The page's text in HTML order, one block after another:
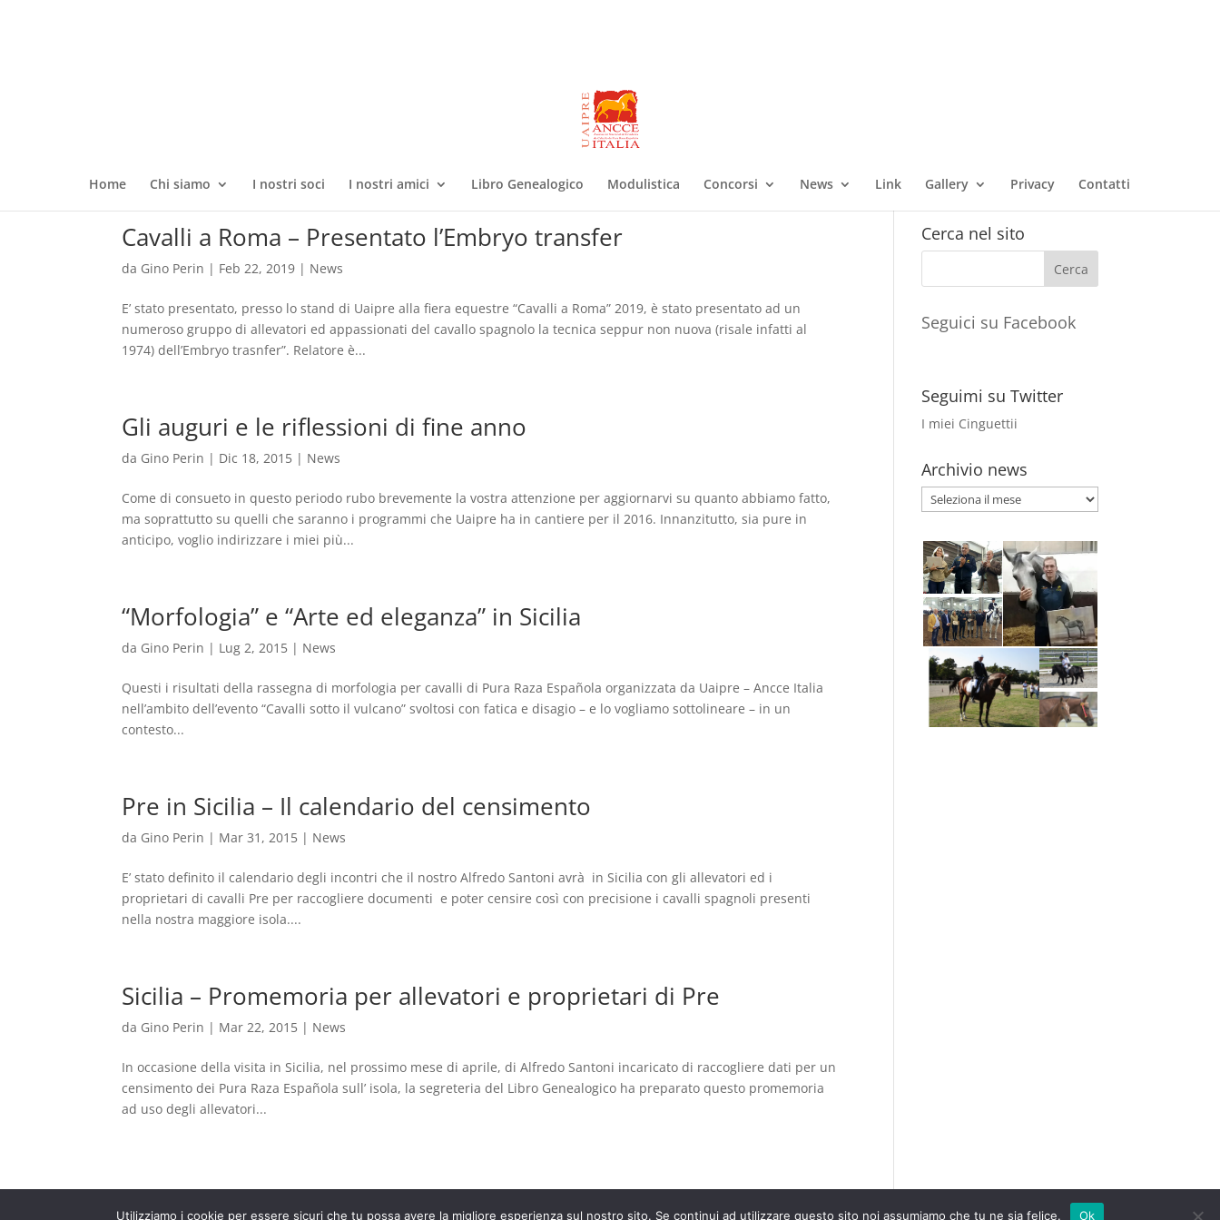
Home Chi siamo I nostri soci I nostri amici Libro Genealogico Modulistica Concorsi News Link Gallery Privacy Contatti
Cavalli a Roma – Presentato l’Embryo transfer
da Gino Perin | Feb 22, 2019 | News
E’ stato presentato, presso lo stand di Uaipre alla fiera equestre “Cavalli a Roma” 2019, è stato presentato ad un
numeroso gruppo di allevatori ed appassionati del cavallo spagnolo la tecnica seppur non nuova (risale infatti al
1974) dell’Embryo trasnfer”. Relatore è...
Gli auguri e le riflessioni di fine anno
da Gino Perin | Dic 18, 2015 | News
Come di consueto in questo periodo rubo brevemente la vostra attenzione per aggiornarvi su quanto abbiamo fatto,
ma soprattutto su quelli che saranno i programmi che Uaipre ha in cantiere per il 2016. Innanzitutto, sia pure in
anticipo, voglio indirizzare i miei più...
“Morfologia” e “Arte ed eleganza” in Sicilia
da Gino Perin | Lug 2, 2015 | News
Questi i risultati della rassegna di morfologia per cavalli di Pura Raza Española organizzata da Uaipre – Ancce Italia
nell’ambito dell’evento “Cavalli sotto il vulcano” svoltosi con fatica e disagio – e lo vogliamo sottolineare – in un
contesto...
Pre in Sicilia – Il calendario del censimento
da Gino Perin | Mar 31, 2015 | News
E’ stato definito il calendario degli incontri che il nostro Alfredo Santoni avrà in Sicilia con gli allevatori ed i
proprietari di cavalli Pre per raccogliere documenti e poter censire così con precisione i cavalli spagnoli presenti
nella nostra maggiore isola....
Sicilia – Promemoria per allevatori e proprietari di Pre
da Gino Perin | Mar 22, 2015 | News
In occasione della visita in Sicilia, nel prossimo mese di aprile, di Alfredo Santoni incaricato di raccogliere dati per un
censimento dei Pura Raza Española sull’ isola, la segreteria del Libro Genealogico ha preparato questo promemoria
ad uso degli allevatori...
Cerca nel sito
Seguici su Facebook
Seguimi su Twitter
I miei Cinguettii
Archivio news
Archivio
news
Utilizziamo i cookie per essere sicuri che tu possa avere la migliore esperienza sul nostro sito. Se continui ad utilizzare questo sito noi assumiamo che tu ne sia felice. Ok